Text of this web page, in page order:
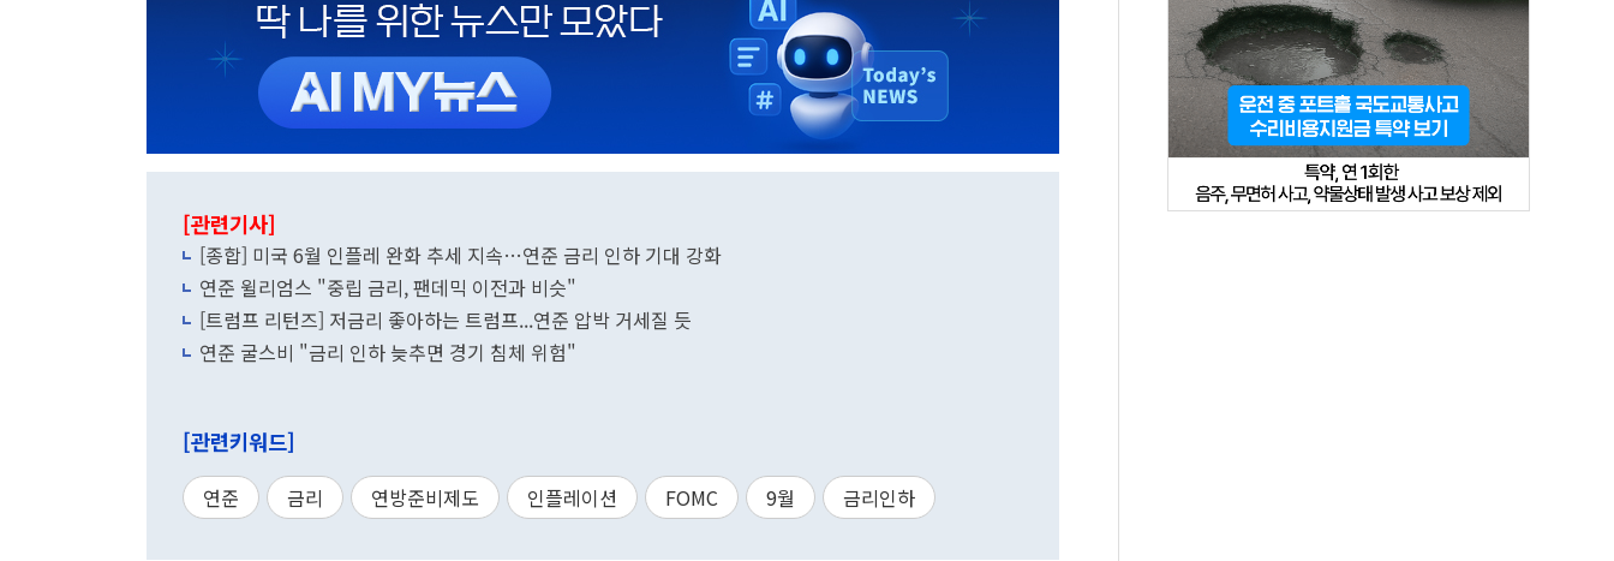
[관련기사]
[종합] 미국 6월 인플레 완화 추세 지속…연준 금리 인하 기대 강화
연준 윌리엄스 "중립 금리, 팬데믹 이전과 비슷"
[트럼프 리턴즈] 저금리 좋아하는 트럼프...연준 압박 거세질 듯
연준 굴스비 "금리 인하 늦추면 경기 침체 위험"
[관련키워드]
연준 금리 연방준비제도 인플레이션 FOMC 9월 금리인하